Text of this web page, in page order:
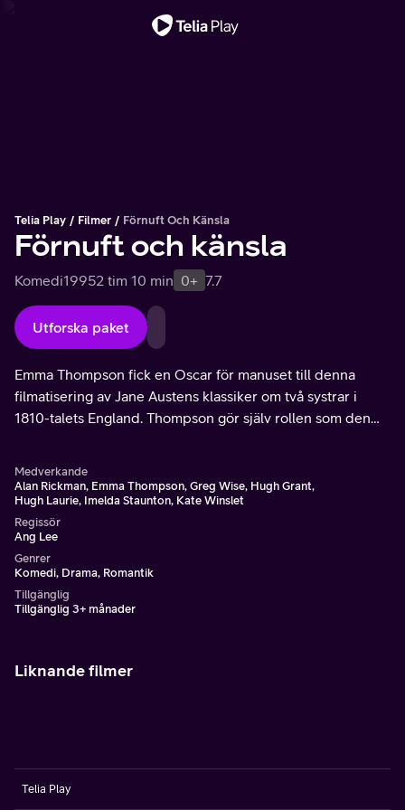
Telia Play Filmer Förnuft Och Känsla
Förnuft och känsla
Komedi19952 tim 10 min 0+ 7.7
Utforska paket
Emma Thompson fick en Oscar för manuset till denna
filmatisering av Jane Austens klassiker om två systrar i
1810-talets England. Thompson gör själv rollen som den
Medverkande
Alan Rickman, Emma Thompson, Greg Wise, Hugh Grant,
Hugh Laurie, Imelda Staunton, Kate Winslet
Regissör
Ang Lee
Genrer
Komedi, Drama, Romantik
Tillgänglig
Tillgänglig 3+ månader
Liknande filmer
Telia Play